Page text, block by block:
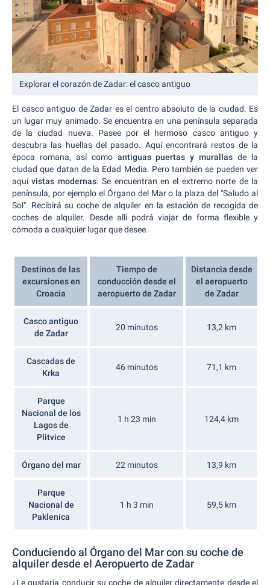
Explorar el corazón de Zadar: el casco antiguo
El casco antiguo de Zadar es el centro absoluto de la ciudad. Es
un lugar muy animado. Se encuentra en una península separada
de la ciudad nueva. Pasee por el hermoso casco antiguo y
descubra las huellas del pasado. Aquí encontrará restos de la
época romana, así como antiguas puertas y murallas de la
ciudad que datan de la Edad Media. Pero también se pueden ver
aquívistas modernas. Se encuentran en el extremo norte de la
península, por ejemplo el Órgano del Mar o la plaza del "Saludo al
Sol". Recibirá su coche de alquiler en la estación de recogida de
coches de alquiler. Desde allí podrá viajar de forma flexible y
cómoda a cualquier lugar que desee.
Destinos de las
excursiones en
Croacia
Tiempo de
conducción desde el
aeropuerto de Zadar
Distancia desde
el aeropuerto
de Zadar
Casco antiguo
de Zadar
20 minutos 13,2 km
Cascadas de
Krka
46 minutos 71,1 km
Parque
Nacional de los
Lagos de
Plitvice
1 h 23 min 124,4 km
Órgano del mar 22 minutos 13,9 km
Parque
Nacional de
Paklenica
1 h 3 min 59,5 km
Conduciendo al Órgano del Mar con su coche de
alquiler desde el Aeropuerto de Zadar
¿Le gustaría conducir su coche de alquiler directamente desde el